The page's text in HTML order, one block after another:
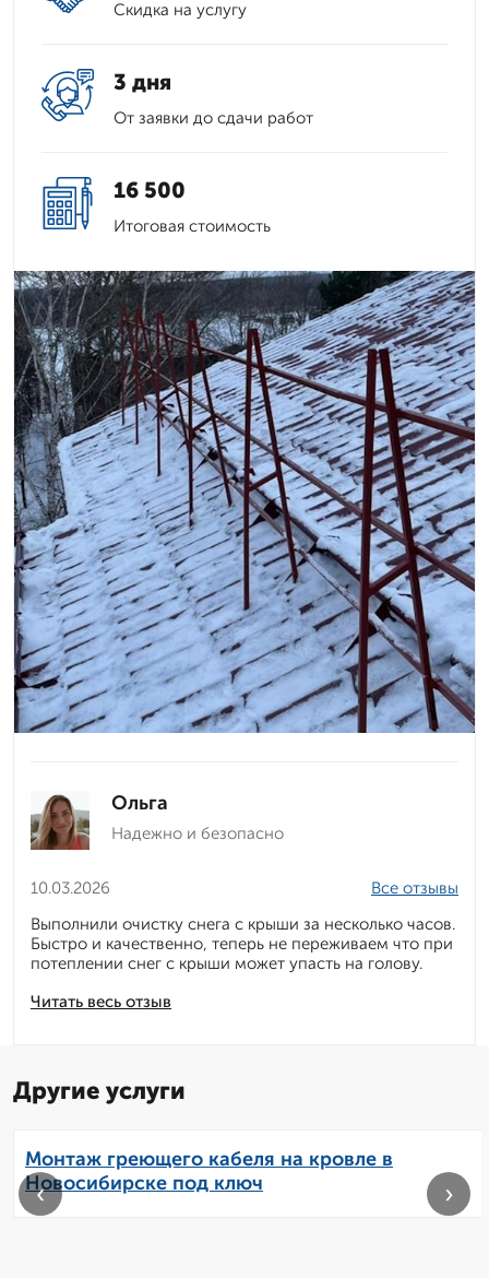
Скидка на услугу
3 дня
От заявки до сдачи работ
16 500
Итоговая стоимость
Ольга
Надежно и безопасно
10.03.2026
Читать весь отзыв
Все отзывы
Выполнили очистку снега с крыши за несколько часов.
Быстро и качественно, теперь не переживаем что при
потеплении снег с крыши может упасть на голову.
Другие услуги
Монтаж греющего кабеля на кровле в
Новосибирске под ключ
‹ ›